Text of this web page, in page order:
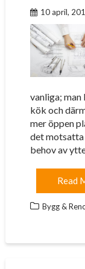
10 april,
vanliga;
kök och
mer öppen
det motsatta
behov av
Read
Bygg &